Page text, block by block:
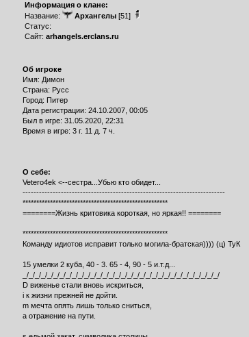
Информация о клане:
Название:
Архангелы[51]
Статус:
Сайт: arhangels.erclans.ru
Об игроке
Имя: Димон
Страна: Русс
Город: Питер
Дата регистрации: 24.10.2007, 00:05
Был в игре: 31.05.2020, 22:31
Время в игре: 3 г. 11 д. 7 ч.
О себе:
Vetero4ek <--сестра...Убью кто обидет...
--------------------------------------------------------------------------
*****************************************************
========Жизнь критовика короткая, но яркая!! ========
*****************************************************
Команду идиотов исправит только могила-братская)))) (ц) ТуК
15 умелки 2 куба, 40 - 3. 65 - 4, 90 - 5 и.т.д...
_/_/_/_/_/_/_/_/_/_/_/_/_/_/_/_/_/_/_/_/_/_/_/_/_/_/_/_/_/_/_/_/
D виженье стали вновь искриться,
i к жизни прежней не дойти.
m мечта опять лишь только сниться,
a отражение на пути.